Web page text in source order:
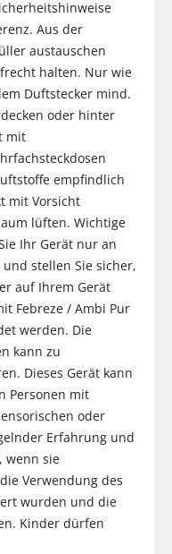
Aus der
austauschen
halten. Nur wie
Duftstecker mind.
oder hinter
mit
empfindlich
mit Vorsicht
lüften. Wichtige
Ihr Gerät nur an
stellen Sie sicher,
auf Ihrem Gerät
Febreze / Ambi Pur
werden. Die
kann zu
Dieses Gerät kann
Personen mit
oder
Erfahrung und
wenn sie
Verwendung des
wurden und die
Kinder dürfen